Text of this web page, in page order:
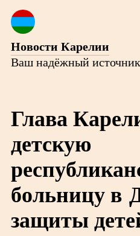
Новости Карелии
Ваш надёжный
Глава
детскую
больницу в
защиты